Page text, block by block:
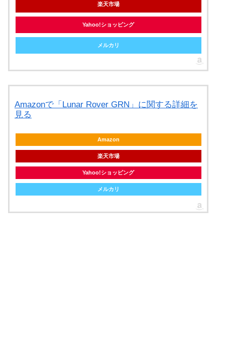
楽天市場
Yahoo!ショッピング
メルカリ
Amazonで「Lunar Rover GRN」に関する詳細を
見る
Amazon
楽天市場
Yahoo!ショッピング
メルカリ